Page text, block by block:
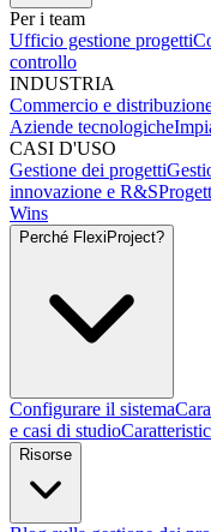
Per i team
Ufficio gestione progetti
controllo
INDUSTRIA
Commercio e
Aziende tecnologiche
CASI D'USO
Gestione dei progetti
innovazione e R&S
Wins
Perché FlexiProject?
Configurare il sistema
e casi di studio
Risorse